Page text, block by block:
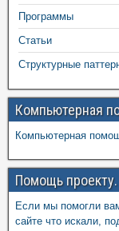
Программы
Статьи
Структурные
Компьютерная
Компьютерная
Помощь проекту.
Если мы помогли
сайте что искали,